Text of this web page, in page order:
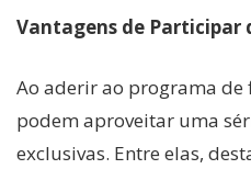
Vantagens de Participar
Ao aderir ao programa
podem aproveitar uma
exclusivas. Entre elas,